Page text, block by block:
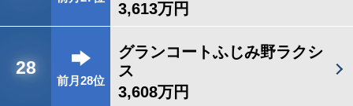
3,613万円
28
前月28位
グランコートふじみ野ラクシ
ス
3,608万円